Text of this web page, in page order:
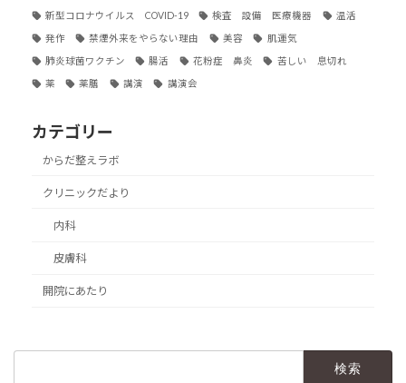
新型コロナウイルス COVID-19 検査 設備 医療機器 温活
発作 禁煙外来をやらない理由 美容 肌運気
肺炎球菌ワクチン 腸活 花粉症 鼻炎 苦しい 息切れ
薬 薬膳 講演 講演会
カテゴリー
からだ整えラボ
クリニックだより
内科
皮膚科
開院にあたり